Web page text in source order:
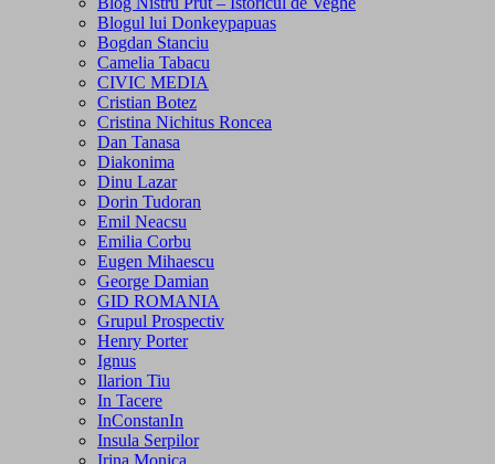
Blogul lui Donkeypapuas
Bogdan Stanciu
Camelia Tabacu
CIVIC MEDIA
Cristian Botez
Cristina Nichitus Roncea
Dan Tanasa
Diakonima
Dinu Lazar
Dorin Tudoran
Emil Neacsu
Emilia Corbu
Eugen Mihaescu
George Damian
GID ROMANIA
Grupul Prospectiv
Henry Porter
Ignus
Ilarion Tiu
In Tacere
InConstanIn
Insula Serpilor
Irina Monica